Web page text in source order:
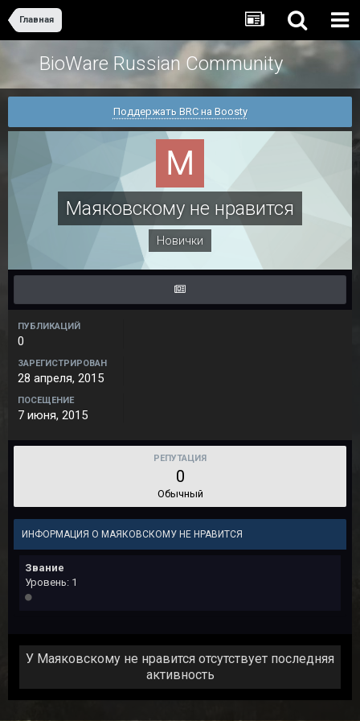
Главная
BioWare Russian Community
Поддержать BRC на Boosty
Маяковскому не нравится
Новички
ПУБЛИКАЦИЙ
0
ЗАРЕГИСТРИРОВАН
28 апреля, 2015
ПОСЕЩЕНИЕ
7 июня, 2015
РЕПУТАЦИЯ
0
Обычный
ИНФОРМАЦИЯ О МАЯКОВСКОМУ НЕ НРАВИТСЯ
Звание
Уровень: 1
У Маяковскому не нравится отсутствует последняя
активность